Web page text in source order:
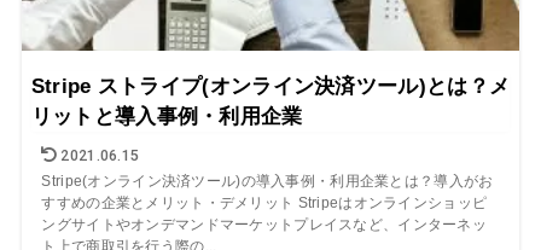
Stripe ストライプ(オンライン決済ツール)とは？メ
リットと導入事例・利用企業
2021.06.15
Stripe(オンライン決済ツール)の導入事例・利用企業とは？導入がお
すすめの企業とメリット・デメリット Stripeはオンラインショッピ
ングサイトやオンデマンドマーケットプレイスなど、インターネッ
ト上で商取引を行う際の...